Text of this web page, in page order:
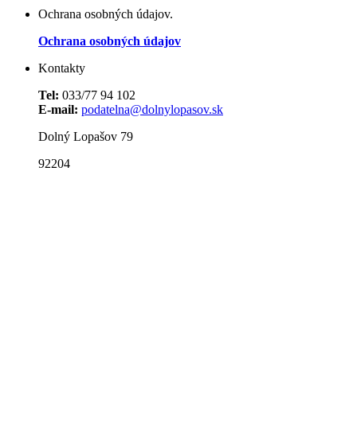
Ochrana osobných údajov.
Ochrana osobných údajov
Kontakty
Tel: 033/77 94 102
E-mail: podatelna@dolnylopasov.sk
Dolný Lopašov 79
92204